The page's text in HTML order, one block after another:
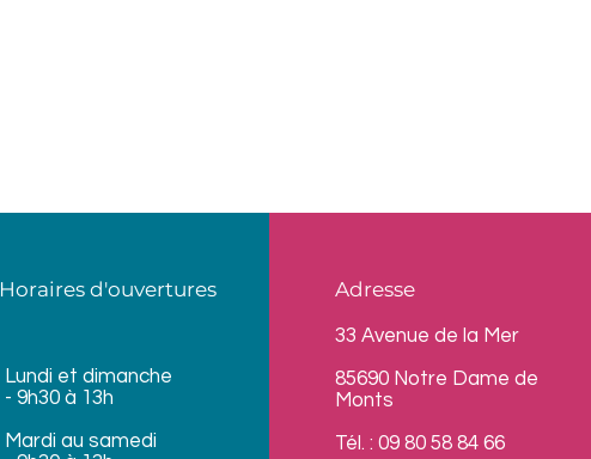
Horaires d'ouvertures
Lundi et dimanche
- 9h30 à 13h
Mardi au samedi
Adresse
33 Avenue de la Mer
85690 Notre Dame de
Monts
Tél. : 09 80 58 84 66